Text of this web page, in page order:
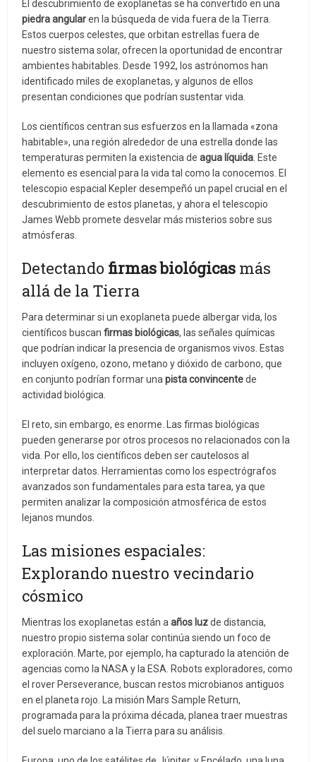
El descubrimiento de exoplanetas se ha convertido en una
piedra angularen la búsqueda de vida fuera de la Tierra.
Estos cuerpos celestes, que orbitan estrellas fuera de
nuestro sistema solar, ofrecen la oportunidad de encontrar
ambientes habitables. Desde 1992, los astrónomos han
identificado miles de exoplanetas, y algunos de ellos
presentan condiciones que podrían sustentar vida.
Los científicos centran sus esfuerzos en la llamada «zona
habitable», una región alrededor de una estrella donde las
temperaturas permiten la existencia deagua líquida. Este
elemento es esencial para la vida tal como la conocemos. El
telescopio espacial Kepler desempeñó un papel crucial en el
descubrimiento de estos planetas, y ahora el telescopio
James Webb promete desvelar más misterios sobre sus
atmósferas.
Detectando firmas biológicas más
allá de la Tierra
Para determinar si un exoplaneta puede albergar vida, los
científicos buscanfirmas biológicas, las señales químicas
que podrían indicar la presencia de organismos vivos. Estas
incluyen oxígeno, ozono, metano y dióxido de carbono, que
en conjunto podrían formar unapista convincentede
actividad biológica.
El reto, sin embargo, es enorme. Las firmas biológicas
pueden generarse por otros procesos no relacionados con la
vida. Por ello, los científicos deben ser cautelosos al
interpretar datos. Herramientas como los espectrógrafos
avanzados son fundamentales para esta tarea, ya que
permiten analizar la composición atmosférica de estos
lejanos mundos.
Las misiones espaciales:
Explorando nuestro vecindario
cósmico
Mientras los exoplanetas están aaños luzde distancia,
nuestro propio sistema solar continúa siendo un foco de
exploración. Marte, por ejemplo, ha capturado la atención de
agencias como la NASA y la ESA. Robots exploradores, como
el rover Perseverance, buscan restos microbianos antiguos
en el planeta rojo. La misión Mars Sample Return,
programada para la próxima década, planea traer muestras
del suelo marciano a la Tierra para su análisis.